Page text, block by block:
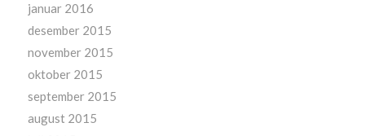
januar 2016
desember 2015
november 2015
oktober 2015
september 2015
august 2015